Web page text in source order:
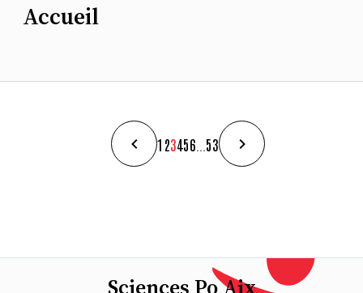
Accueil
1 23456 53